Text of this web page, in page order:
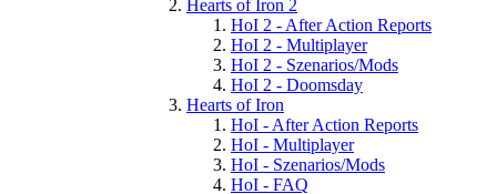
Hearts of Iron 2
HoI 2 - After Action Reports
HoI 2 - Multiplayer
HoI 2 - Szenarios/Mods
HoI 2 - Doomsday
Hearts of Iron
HoI - After Action Reports
HoI - Multiplayer
HoI - Szenarios/Mods
HoI - FAQ